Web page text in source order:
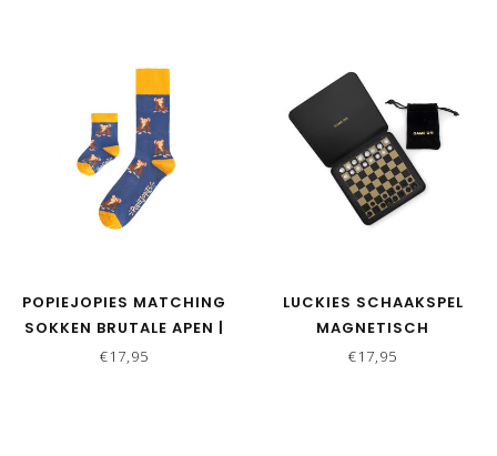
POPIEJOPIES MATCHING
SOKKEN BRUTALE APEN |
BLAUW - OKERGEEL
€17,95
LUCKIES SCHAAKSPEL
MAGNETISCH
€17,95